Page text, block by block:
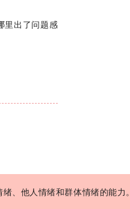
里出了问题感
、他人情绪和群体情绪的能力。